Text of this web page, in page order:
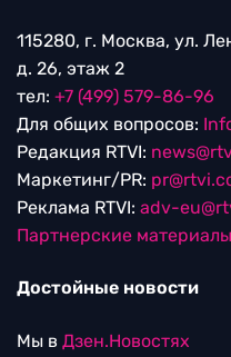
115280, г. Москва, ул.
д. 26, этаж 2
тел: +7 (499) 579-86-96
Для общих вопросов:
Редакция RTVI:
Маркетинг/PR:
Реклама RTVI: adv-
Партнерские материалы
Достойные новости
Мы в Дзен.Новостях